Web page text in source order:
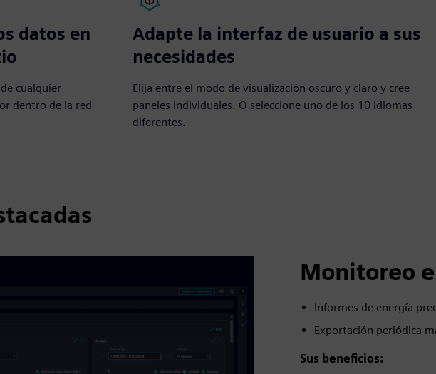
datos en
cualquier
dentro de la red
Adapte la interfaz de usuario a sus
necesidades
Elija entre el modo de visualización oscuro y claro y cree
paneles individuales. O seleccione uno de los 10 idiomas
diferentes.
Monitoreo
Informes de energía
Exportación periódica
Sus beneficios: